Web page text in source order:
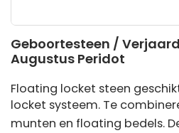
naar
het
begin
van
de
afbeeldingen-
gallerij
Geboortesteen /
Augustus Peridot
Floating locket steen
locket systeem. Te
munten en floating bedels.